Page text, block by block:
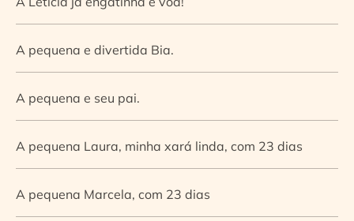
A pequena e divertida Bia.
A pequena e seu pai.
A pequena Laura, minha xará linda, com 23 dias
A pequena Marcela, com 23 dias